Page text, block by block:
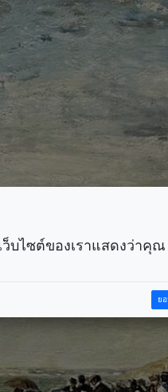
บไซต์ของเราแสดงว่าคุณ
ย